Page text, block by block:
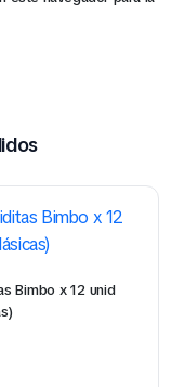
Bimbo x 12 unid